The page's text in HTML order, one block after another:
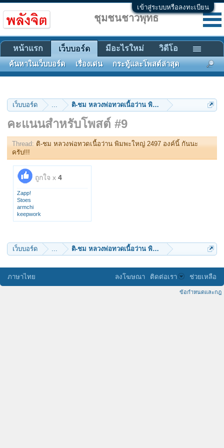
เข้าสู่ระบบหรือลงทะเบียน
เว็บบอร์ด ... ติ-ชม หลวงพ่อทวดเนื้อว่าน พิมพะใหญ่ 2497 องค์นี้ กั
คะแนนสำหรับโพสต์ #9
Thread: ติ-ชม หลวงพ่อทวดเนื้อว่าน พิมพะใหญ่ 2497 องค์นี้ กันนะ
ครับ!!!
ถูกใจ x 4
Zapp!
Stoes
armchi
keepwork
เว็บบอร์ด ... ติ-ชม หลวงพ่อทวดเนื้อว่าน พิมพะใหญ่ 2497 องค์นี้ กั
ชุมชนชาวพุทธ
หน้าแรก เว็บบอร์ด
ค้นหาในเว็บบอร์ด เรื่องเด่น กระทู้และโพสต์ล่าสุด
มีอะไรใหม่ วิดีโอ
ภาษาไทย ลงโฆษณา ติดต่อเรา ช่วยเหลือ
ข้อกำหนดและกฎ